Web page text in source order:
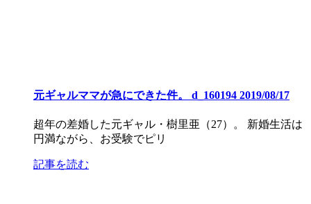
元ギャルママが急にできた件。 d_160194 2019/08/17
超年の差婚した元ギャル・樹里亜（27）。 新婚生活は
円満ながら、お受験でピリ
記事を読む